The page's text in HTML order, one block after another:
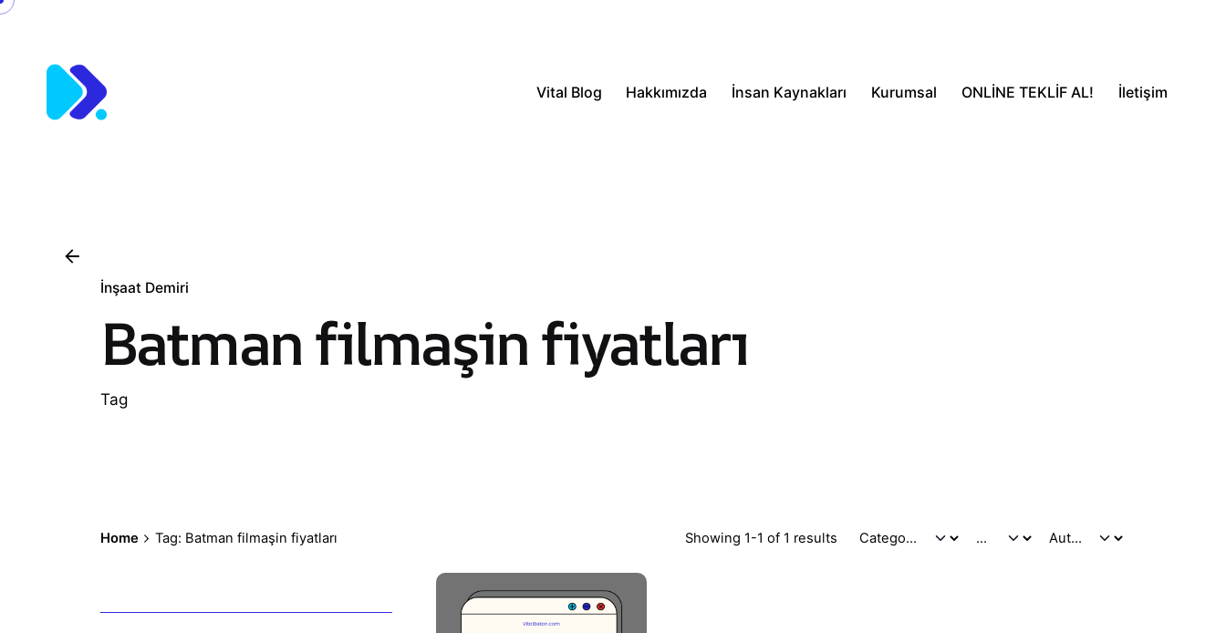
Skip
Vital Blog
Hakkımızda İnsan Kaynakları Kurumsal ONLİNE TEKLİF AL! İletişim
İnşaat Demiri
Batman filmaşin fiyatları
Tag
Home Tag: Batman filmaşin fiyatları Showing 1-1 of 1 results